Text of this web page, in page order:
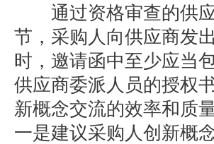
通过资格审查的供应
节，采购人向供应商发
时，邀请函中至少应当
供应商委派人员的授权
新概念交流的效率和质
一是建议采购人创新概